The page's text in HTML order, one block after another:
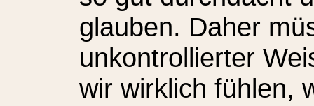
glauben. Daher
unkontrollierter
wir wirklich fühlen,